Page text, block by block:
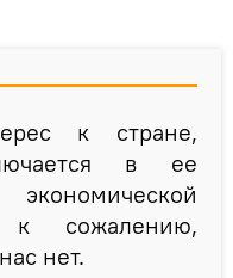
к стране,
в ее
к сожалению,
нет.